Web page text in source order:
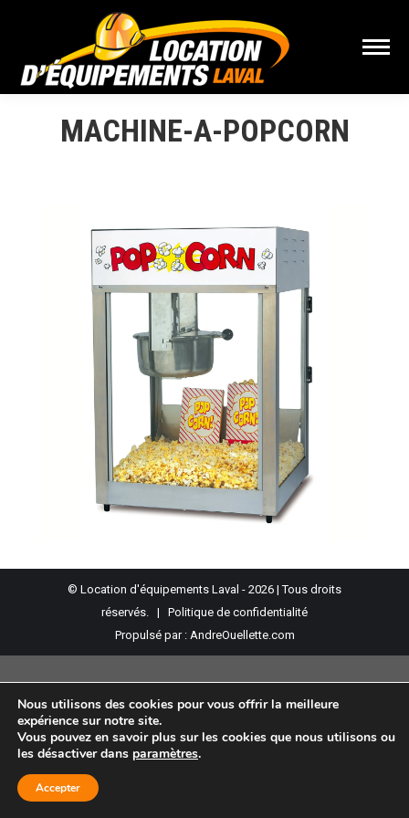
MACHINE-A-POPCORN
© Location d'équipements Laval - 2026 | Tous droits
réservés. | Politique de confidentialité
Propulsé par : AndreOuellette.com
Nous utilisons des cookies pour vous offrir la meilleure
expérience sur notre site.
Vous pouvez en savoir plus sur les cookies que nous utilisons ou
les désactiver dans paramètres.
Accepter